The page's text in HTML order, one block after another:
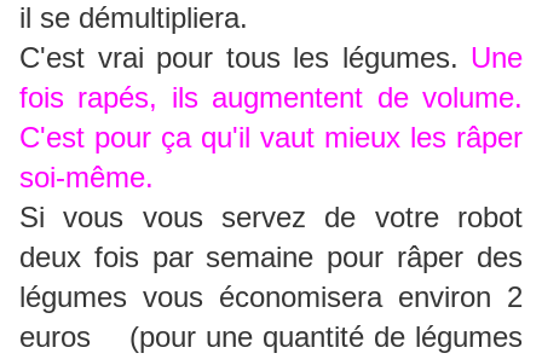
il se démultipliera.
C'est vrai pour tous les légumes. Une
fois rapés, ils augmentent de volume.
C'est pour ça qu'il vaut mieux les râper
soi-même.
Si vous vous servez de votre robot
deux fois par semaine pour râper des
légumes vous économisera environ 2
euros (pour une quantité de légumes